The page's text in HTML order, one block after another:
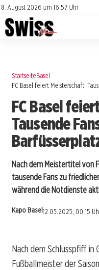
8. August 2026 um 16:57 Uhr
Impressum
Datenschutz
Jobs
Events
StartseiteBasel
FC Basel feiert Meisterschaft:
FC Basel
Tausende
Nach dem Meistertitel von
tausende Fans zu
während die Notdienste
Kapo Basel12.05.2025, 00:15
Nach dem Schlusspfiff in
Fußballmeister der